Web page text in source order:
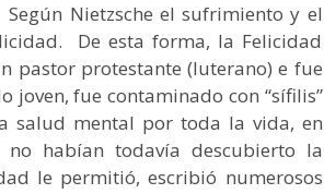
Nietzsche el sufrimiento y el
De esta forma, la Felicidad
pastor protestante (luterano) e fue
fue contaminado con “sífilis”
salud mental por toda la vida, en
habían todavía descubierto la
le permitió, escribió numerosos